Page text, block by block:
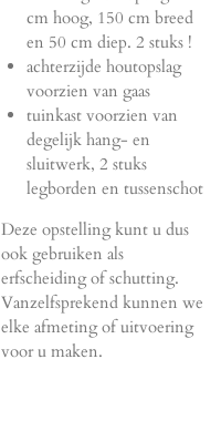
cm hoog, 150 cm breed
en 50 cm diep. 2 stuks !
achterzijde houtopslag
voorzien van gaas
tuinkast voorzien van
degelijk hang- en
sluitwerk, 2 stuks
legborden en tussenschot
Deze opstelling kunt u dus
ook gebruiken als
erfscheiding of schutting.
Vanzelfsprekend kunnen we
elke afmeting of uitvoering
voor u maken.